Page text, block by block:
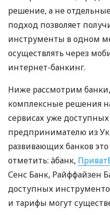
решение, а не
подход позволяет
инструменты в одном
осуществлять через
интернет-банкинг.
Ниже рассмотрим
комплексные решения
сервисах уже
предпринимателю из
развивающих банков
отметить: àбанк,
Сенс Банк, Райффайзен
доступных
и тарифы могут